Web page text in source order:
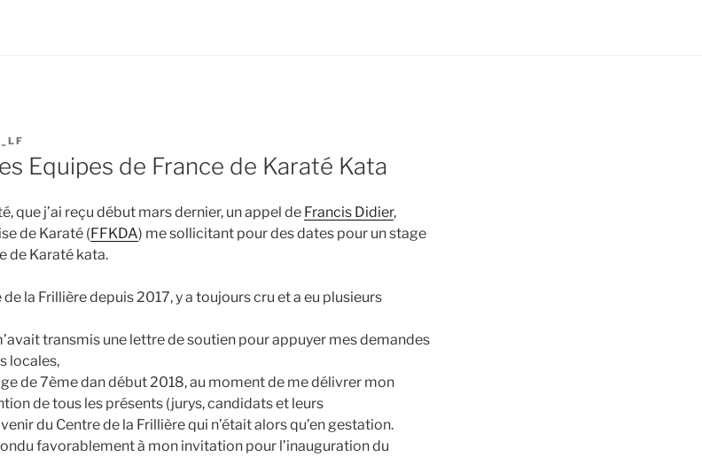
Equipes de France de Karaté Kata
que j’ai reçu début mars dernier, un appel de Francis Didier,
de Karaté (FFKDA) me sollicitant pour des dates pour un stage
de Karaté kata.
la Frillière depuis 2017, y a toujours cru et a eu plusieurs
transmis une lettre de soutien pour appuyer mes demandes
locales,
de 7ème dan début 2018, au moment de me délivrer mon
de tous les présents (jurys, candidats et leurs
du Centre de la Frillière qui n’était alors qu’en gestation.
favorablement à mon invitation pour l’inauguration du